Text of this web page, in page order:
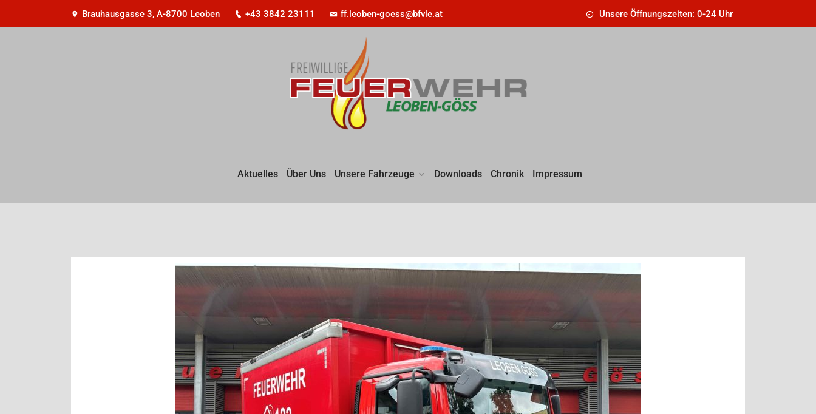
Brauhausgasse 3, A-8700 Leoben +43 3842 23111 ff.leoben-goess@bfvle.at Unsere Öffnungszeiten: 0-24 Uhr
Aktuelles Über Uns Unsere Fahrzeuge Downloads Chronik Impressum